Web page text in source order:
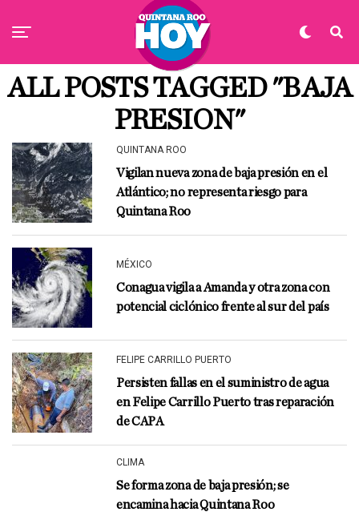
ALL POSTS TAGGED "BAJA
PRESION"
QUINTANA ROO
Vigilan nueva zona de baja presión en el
Atlántico; no representa riesgo para
Quintana Roo
MÉXICO
Conagua vigila a Amanda y otra zona con
potencial ciclónico frente al sur del país
FELIPE CARRILLO PUERTO
Persisten fallas en el suministro de agua
en Felipe Carrillo Puerto tras reparación
de CAPA
CLIMA
Se forma zona de baja presión; se
encamina hacia Quintana Roo